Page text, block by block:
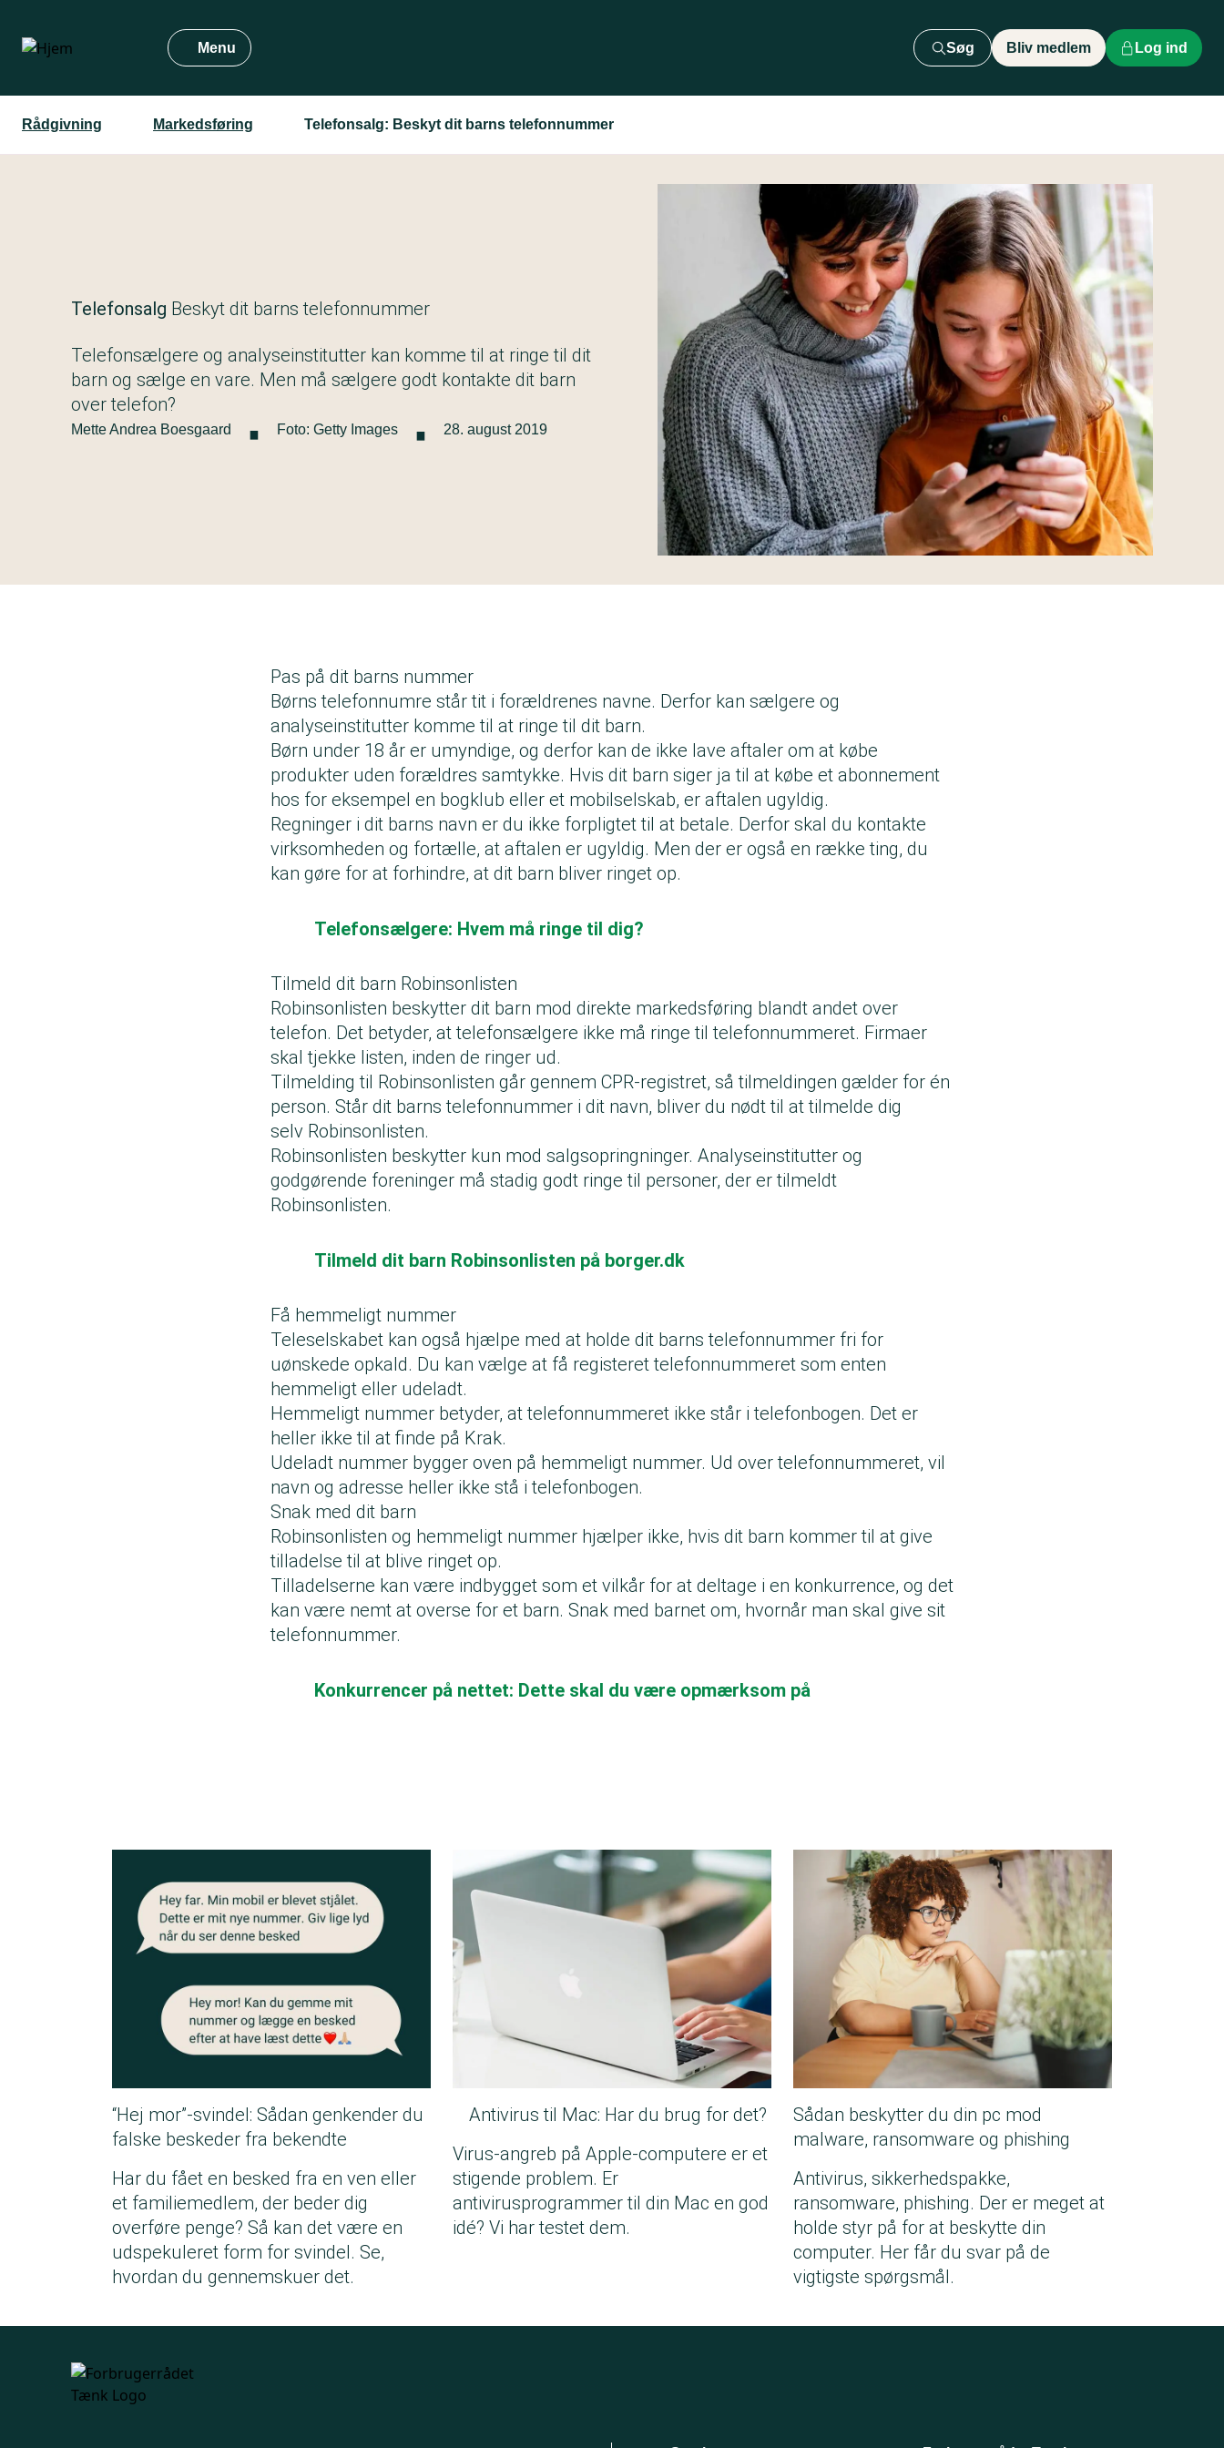
hovedindhold
Menu Søg Bliv medlem Log ind
Rådgivning Markedsføring Telefonsalg: Beskyt dit barns telefonnummer
Telefonsalg Beskyt dit barns telefonnummer
Telefonsælgere og analyseinstitutter kan komme til at ringe til dit
barn og sælge en vare. Men må sælgere godt kontakte dit barn
over telefon?
Mette Andrea Boesgaard · Foto: Getty Images · 28. august 2019
Pas på dit barns nummer
Børns telefonnumre står tit i forældrenes navne. Derfor kan sælgere og
analyseinstitutter komme til at ringe til dit barn.
Børn under 18 år er umyndige, og derfor kan de ikke lave aftaler om at købe
produkter uden forældres samtykke. Hvis dit barn siger ja til at købe et abonnement
hos for eksempel en bogklub eller et mobilselskab, er aftalen ugyldig.
Regninger i dit barns navn er du ikke forpligtet til at betale. Derfor skal du kontakte
virksomheden og fortælle, at aftalen er ugyldig. Men der er også en række ting, du
kan gøre for at forhindre, at dit barn bliver ringet op.
Telefonsælgere: Hvem må ringe til dig?
Tilmeld dit barn Robinsonlisten
Robinsonlisten beskytter dit barn mod direkte markedsføring blandt andet over
telefon. Det betyder, at telefonsælgere ikke må ringe til telefonnummeret. Firmaer
skal tjekke listen, inden de ringer ud.
Tilmelding til Robinsonlisten går gennem CPR-registret, så tilmeldingen gælder for én
person. Står dit barns telefonnummer i dit navn, bliver du nødt til at tilmelde dig
selv Robinsonlisten.
Robinsonlisten beskytter kun mod salgsopringninger. Analyseinstitutter og
godgørende foreninger må stadig godt ringe til personer, der er tilmeldt
Robinsonlisten.
Tilmeld dit barn Robinsonlisten på borger.dk
Få hemmeligt nummer
Teleselskabet kan også hjælpe med at holde dit barns telefonnummer fri for
uønskede opkald. Du kan vælge at få registeret telefonnummeret som enten
hemmeligt eller udeladt.
Hemmeligt nummer betyder, at telefonnummeret ikke står i telefonbogen. Det er
heller ikke til at finde på Krak.
Udeladt nummer bygger oven på hemmeligt nummer. Ud over telefonnummeret, vil
navn og adresse heller ikke stå i telefonbogen.
Snak med dit barn
Robinsonlisten og hemmeligt nummer hjælper ikke, hvis dit barn kommer til at give
tilladelse til at blive ringet op.
Tilladelserne kan være indbygget som et vilkår for at deltage i en konkurrence, og det
kan være nemt at overse for et barn. Snak med barnet om, hvornår man skal give sit
telefonnummer.
Konkurrencer på nettet: Dette skal du være opmærksom på
“Hej mor”-svindel: Sådan genkender du
falske beskeder fra bekendte
Har du fået en besked fra en ven eller
et familiemedlem, der beder dig
overføre penge? Så kan det være en
udspekuleret form for svindel. Se,
hvordan du gennemskuer det.
Antivirus til Mac: Har du brug for det?
Virus-angreb på Apple-computere er et
stigende problem. Er
antivirusprogrammer til din Mac en god
idé? Vi har testet dem.
Sådan beskytter du din pc mod
malware, ransomware og phishing
Antivirus, sikkerhedspakke,
ransomware, phishing. Der er meget at
holde styr på for at beskytte din
computer. Her får du svar på de
vigtigste spørgsmål.